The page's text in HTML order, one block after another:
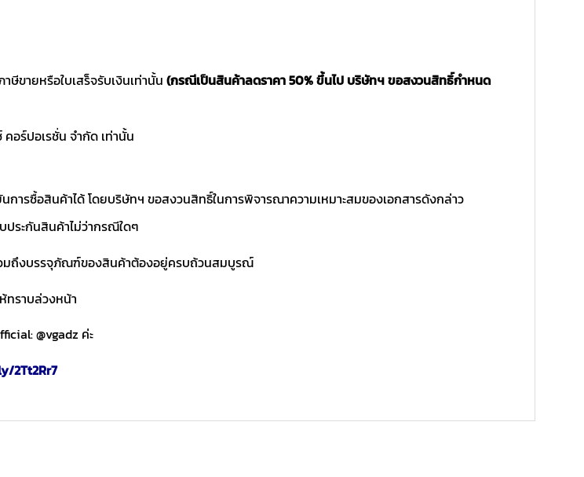
ษีขายหรือใบเสร็จรับเงินเท่านั้น (กรณีเป็นสินค้าลดราคา 50% ขึ้นไป บริษัทฯ ขอสงวนสิทธิ์กำหนด
อร์ปอเรชั่น จำกัด เท่านั้น
รซื้อสินค้าได้ โดยบริษัทฯ ขอสงวนสิทธิ์ในการพิจารณาความเหมาะสมของเอกสารดังกล่าว
ประกันสินค้าไม่ว่ากรณีใดๆ
มถึงบรรจุภัณฑ์ของสินค้าต้องอยู่ครบถ้วนสมบูรณ์
ทราบล่วงหน้า
@vgadz ค่ะ
2Tt2Rr7